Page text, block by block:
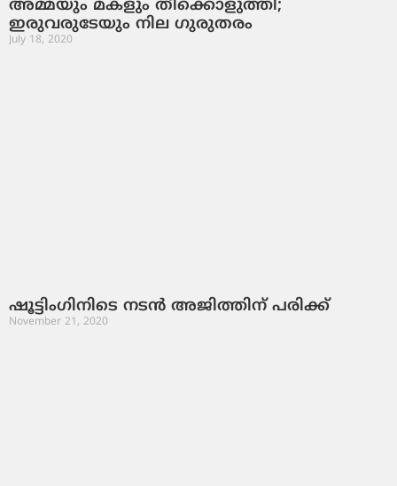
അമ്മയും മകളും തീക്കൊളുത്തി;
ഇരുവരുടേയും നില ഗുരുതരം
July 18, 2020
ഷൂട്ടിംഗിനിടെ നടന്‍ അജിത്തിന് പരിക്ക്
November 21, 2020